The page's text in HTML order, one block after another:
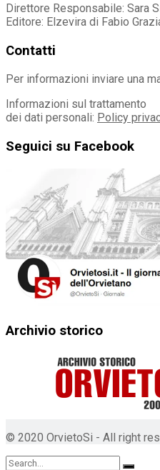
Direttore Responsabile: Sara
Editore: Elzevira di Fabio
Contatti
Per informazioni inviare una
Informazioni sul trattamento
dei dati personali: Policy
Seguici su Facebook
Archivio storico
© 2020 OrvietoSi - All right